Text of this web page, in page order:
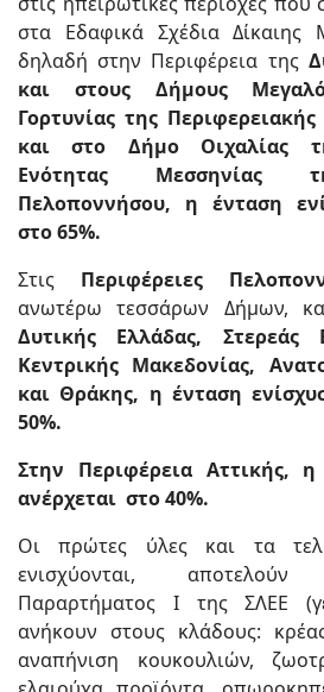
στα Εδαφικά Σχέδια Δίκαιης
δηλαδή στην Περιφέρεια της
και στους Δήμους
Γορτυνίας της
και στο Δήμο Οιχαλίας
Ενότητας Μεσσηνίας
Πελοποννήσου, η ένταση
στο 65%.
Στις Περιφέρειες
ανωτέρω τεσσάρων Δήμων,
Δυτικής Ελλάδας, Στερεάς
Κεντρικής Μακεδονίας,
και Θράκης, η ένταση
50%.
Στην Περιφέρεια Αττικής,
ανέρχεται στο 40%.
Οι πρώτες ύλες και τα
ενισχύονται,
Παραρτήματος Ι της ΣΛΕΕ
ανήκουν στους κλάδους:
αναπήνιση κουκουλιών,